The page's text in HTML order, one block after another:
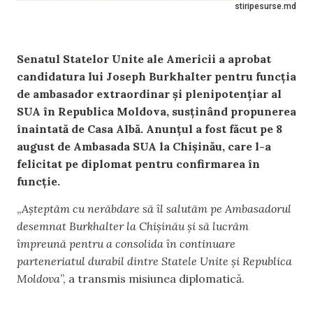
stiripesurse.md
Senatul Statelor Unite ale Americii a aprobat
candidatura lui Joseph Burkhalter pentru funcția
de ambasador extraordinar și plenipotențiar al
SUA în Republica Moldova, susținând propunerea
înaintată de Casa Albă. Anunțul a fost făcut pe 8
august de Ambasada SUA la Chișinău, care l-a
felicitat pe diplomat pentru confirmarea în
funcție.
„Așteptăm cu nerăbdare să îl salutăm pe Ambasadorul
desemnat Burkhalter la Chișinău și să lucrăm
împreună pentru a consolida în continuare
parteneriatul durabil dintre Statele Unite și Republica
Moldova”, a transmis misiunea diplomatică.